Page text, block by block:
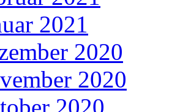
2021
2020
2020